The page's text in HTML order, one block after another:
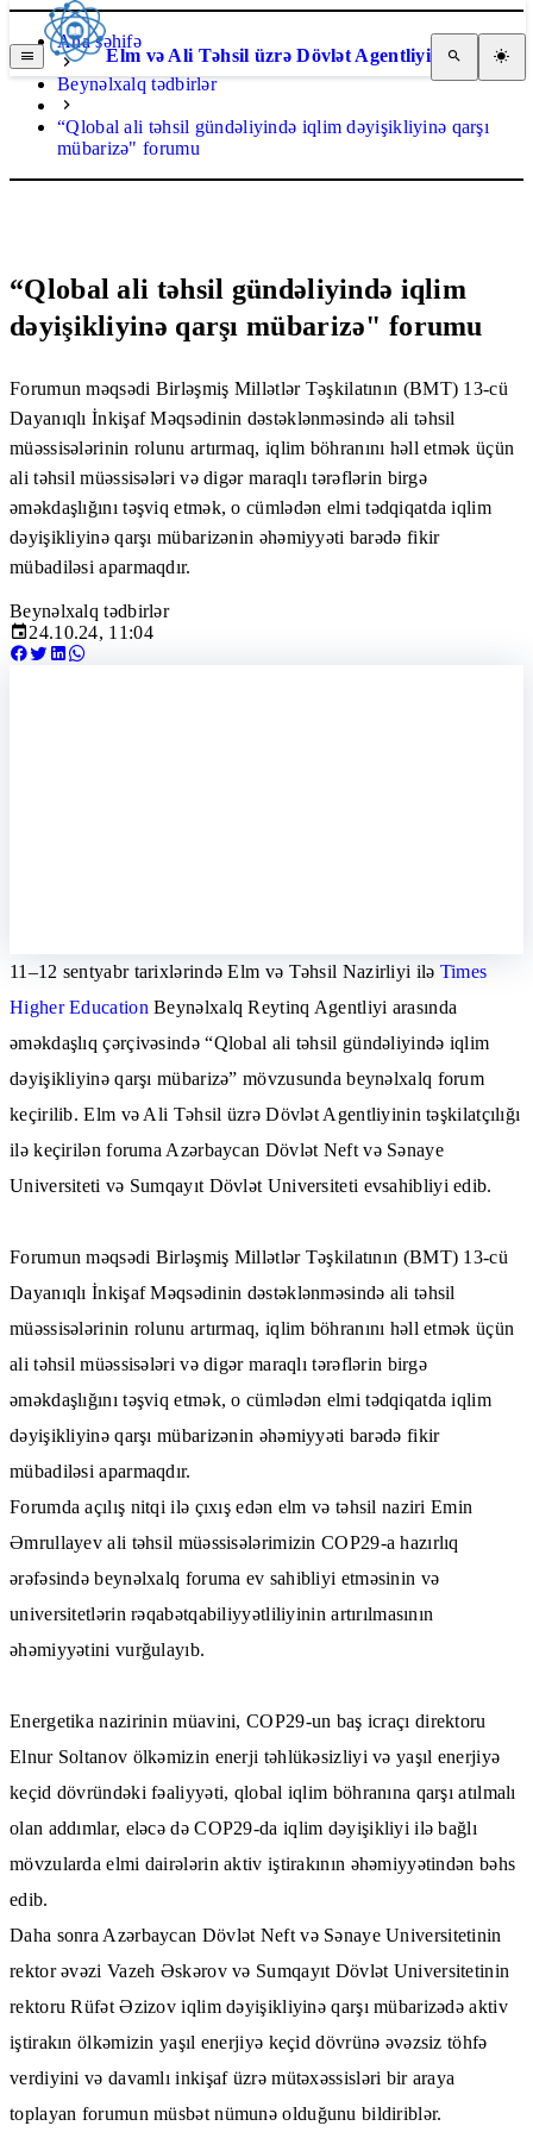
Elm və Ali Təhsil üzrə Dövlət Agentliyi
Ana səhifə
Beynəlxalq tədbirlər
“Qlobal ali təhsil gündəliyində iqlim dəyişikliyinə qarşı
mübarizə" forumu
“Qlobal ali təhsil gündəliyində iqlim
dəyişikliyinə qarşı mübarizə" forumu
Forumun məqsədi Birləşmiş Millətlər Təşkilatının (BMT) 13-cü
Dayanıqlı İnkişaf Məqsədinin dəstəklənməsində ali təhsil
müəssisələrinin rolunu artırmaq, iqlim böhranını həll etmək üçün
ali təhsil müəssisələri və digər maraqlı tərəflərin birgə
əməkdaşlığını təşviq etmək, o cümlədən elmi tədqiqatda iqlim
dəyişikliyinə qarşı mübarizənin əhəmiyyəti barədə fikir
mübadiləsi aparmaqdır.
Beynəlxalq tədbirlər
24.10.24, 11:04
11–12 sentyabr tarixlərində Elm və Təhsil Nazirliyi ilə Times
Higher Education Beynəlxalq Reytinq Agentliyi arasında
əməkdaşlıq çərçivəsində “Qlobal ali təhsil gündəliyində iqlim
dəyişikliyinə qarşı mübarizə” mövzusunda beynəlxalq forum
keçirilib. Elm və Ali Təhsil üzrə Dövlət Agentliyinin təşkilatçılığı
ilə keçirilən foruma Azərbaycan Dövlət Neft və Sənaye
Universiteti və Sumqayıt Dövlət Universiteti evsahibliyi edib.
Forumun məqsədi Birləşmiş Millətlər Təşkilatının (BMT) 13-cü
Dayanıqlı İnkişaf Məqsədinin dəstəklənməsində ali təhsil
müəssisələrinin rolunu artırmaq, iqlim böhranını həll etmək üçün
ali təhsil müəssisələri və digər maraqlı tərəflərin birgə
əməkdaşlığını təşviq etmək, o cümlədən elmi tədqiqatda iqlim
dəyişikliyinə qarşı mübarizənin əhəmiyyəti barədə fikir
mübadiləsi aparmaqdır.
Forumda açılış nitqi ilə çıxış edən elm və təhsil naziri Emin
Əmrullayev ali təhsil müəssisələrimizin COP29-a hazırlıq
ərəfəsində beynəlxalq foruma ev sahibliyi etməsinin və
universitetlərin rəqabətqabiliyyətliliyinin artırılmasının
əhəmiyyətini vurğulayıb.
Energetika nazirinin müavini, COP29-un baş icraçı direktoru
Elnur Soltanov ölkəmizin enerji təhlükəsizliyi və yaşıl enerjiyə
keçid dövründəki fəaliyyəti, qlobal iqlim böhranına qarşı atılmalı
olan addımlar, eləcə də COP29-da iqlim dəyişikliyi ilə bağlı
mövzularda elmi dairələrin aktiv iştirakının əhəmiyyətindən bəhs
edib.
Daha sonra Azərbaycan Dövlət Neft və Sənaye Universitetinin
rektor əvəzi Vazeh Əskərov və Sumqayıt Dövlət Universitetinin
rektoru Rüfət Əzizov iqlim dəyişikliyinə qarşı mübarizədə aktiv
iştirakın ölkəmizin yaşıl enerjiyə keçid dövrünə əvəzsiz töhfə
verdiyini və davamlı inkişaf üzrə mütəxəssisləri bir araya
toplayan forumun müsbət nümunə olduğunu bildiriblər.